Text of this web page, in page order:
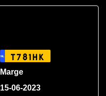
NL T781HK
Marge
15-06-2023